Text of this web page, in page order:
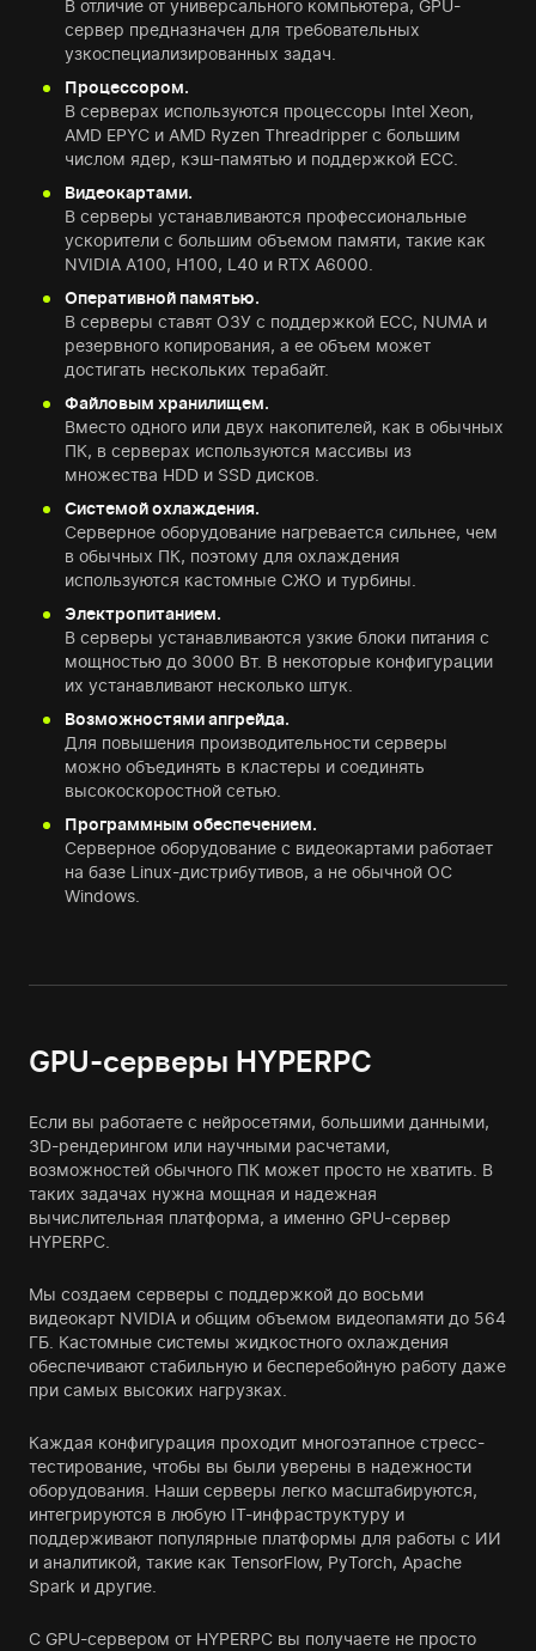
В отличие от универсального компьютера, GPU-
сервер предназначен для требовательных
узкоспециализированных задач.
Процессором.
В серверах используются процессоры Intel Xeon,
AMD EPYC и AMD Ryzen Threadripper с большим
числом ядер, кэш-памятью и поддержкой ECC.
Видеокартами.
В серверы устанавливаются профессиональные
ускорители с большим объемом памяти, такие как
NVIDIA A100, H100, L40 и RTX A6000.
Оперативной памятью.
В серверы ставят ОЗУ с поддержкой ECC, NUMA и
резервного копирования, а ее объем может
достигать нескольких терабайт.
Файловым хранилищем.
Вместо одного или двух накопителей, как в обычных
ПК, в серверах используются массивы из
множества HDD и SSD дисков.
Системой охлаждения.
Серверное оборудование нагревается сильнее, чем
в обычных ПК, поэтому для охлаждения
используются кастомные СЖО и турбины.
Электропитанием.
В серверы устанавливаются узкие блоки питания с
мощностью до 3000 Вт. В некоторые конфигурации
их устанавливают несколько штук.
Возможностями апгрейда.
Для повышения производительности серверы
можно объединять в кластеры и соединять
высокоскоростной сетью.
Программным обеспечением.
Серверное оборудование с видеокартами работает
на базе Linux-дистрибутивов, а не обычной ОС
Windows.
GPU-серверы HYPERPC
Если вы работаете с нейросетями, большими данными,
3D-рендерингом или научными расчетами,
возможностей обычного ПК может просто не хватить. В
таких задачах нужна мощная и надежная
вычислительная платформа, а именно GPU-сервер
HYPERPC.
Мы создаем серверы с поддержкой до восьми
видеокарт NVIDIA и общим объемом видеопамяти до 564
ГБ. Кастомные системы жидкостного охлаждения
обеспечивают стабильную и бесперебойную работу даже
при самых высоких нагрузках.
Каждая конфигурация проходит многоэтапное стресс-
тестирование, чтобы вы были уверены в надежности
оборудования. Наши серверы легко масштабируются,
интегрируются в любую IT-инфраструктуру и
поддерживают популярные платформы для работы с ИИ
и аналитикой, такие как TensorFlow, PyTorch, Apache
Spark и другие.
С GPU-сервером от HYPERPC вы получаете не просто